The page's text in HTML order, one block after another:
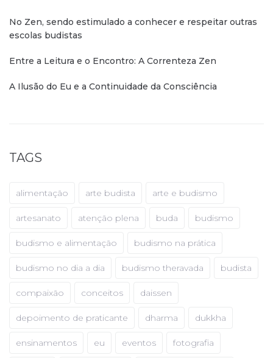
No Zen, sendo estimulado a conhecer e respeitar outras
escolas budistas
Entre a Leitura e o Encontro: A Correnteza Zen
A Ilusão do Eu e a Continuidade da Consciência
TAGS
alimentação arte budista arte e budismo
artesanato atenção plena buda budismo
budismo e alimentação budismo na prática
budismo no dia a dia budismo theravada budista
compaixão conceitos daissen
depoimento de praticante dharma dukkha
ensinamentos eu eventos fotografia